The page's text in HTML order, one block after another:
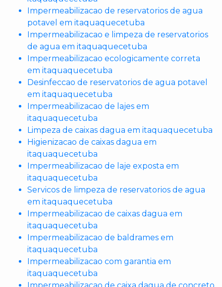
Impermeabilizacao de reservatorios de agua
potavel em itaquaquecetuba
Impermeabilizacao e limpeza de reservatorios
de agua em itaquaquecetuba
Impermeabilizacao ecologicamente correta
em itaquaquecetuba
Desinfeccao de reservatorios de agua potavel
em itaquaquecetuba
Impermeabilizacao de lajes em
itaquaquecetuba
Limpeza de caixas dagua em itaquaquecetuba
Higienizacao de caixas dagua em
itaquaquecetuba
Impermeabilizacao de laje exposta em
itaquaquecetuba
Servicos de limpeza de reservatorios de agua
em itaquaquecetuba
Impermeabilizacao de caixas dagua em
itaquaquecetuba
Impermeabilizacao de baldrames em
itaquaquecetuba
Impermeabilizacao com garantia em
itaquaquecetuba